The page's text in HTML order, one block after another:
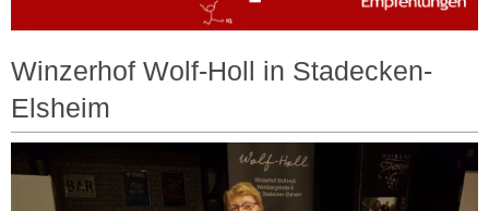
Winzerhof Wolf-Holl in Stadecken-
Elsheim